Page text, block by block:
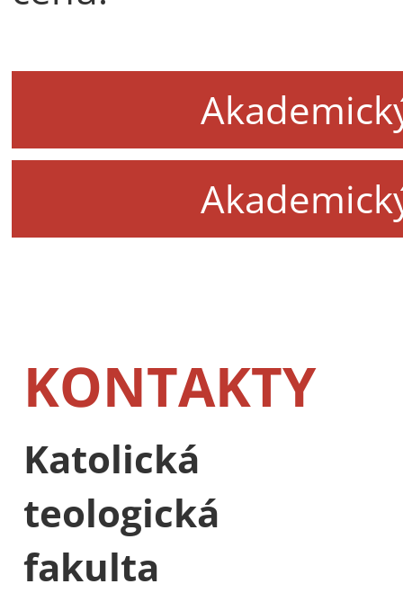
KONTAKTY
Katolická
teologická
fakulta